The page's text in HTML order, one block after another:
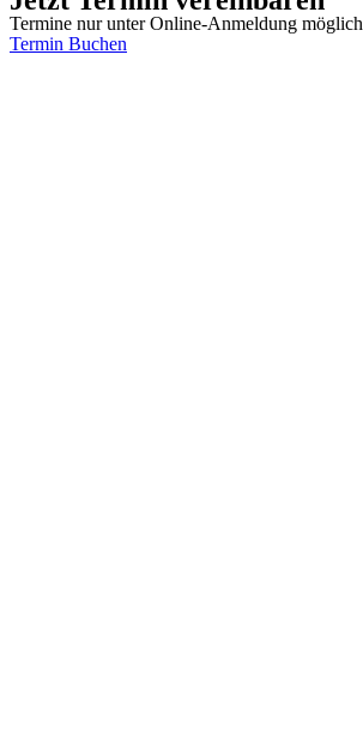
Termine nur unter Online-Anmeldung möglich
Termin Buchen